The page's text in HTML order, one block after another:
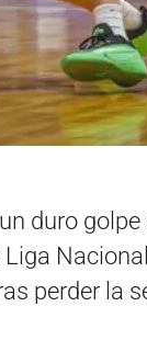
duro golpe
perder la